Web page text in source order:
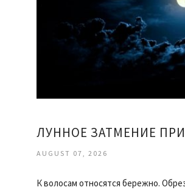
ЛУННОЕ ЗАТМЕНИЕ
AUGUST 07, 2026
К волосам относятся бережно.